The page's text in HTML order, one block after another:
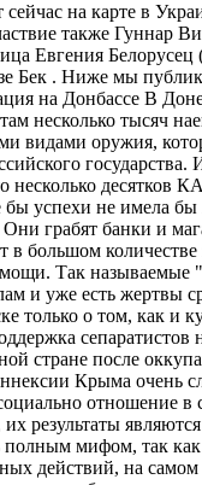
на карте в
также Гуннар
Евгения
. Ниже мы
на Донбассе В
тысяч
оружия,
успехи не имела
грабят банки и
большом
Так
и уже есть жертвы
о том, как и
стране после
Крыма
отношение
результаты
мифом, так
действий, на